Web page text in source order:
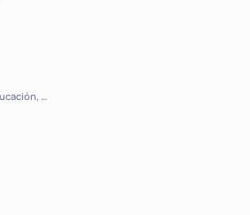
La localización de la educación, del currículo y de la pedagogía en tiempos globales disruptivos